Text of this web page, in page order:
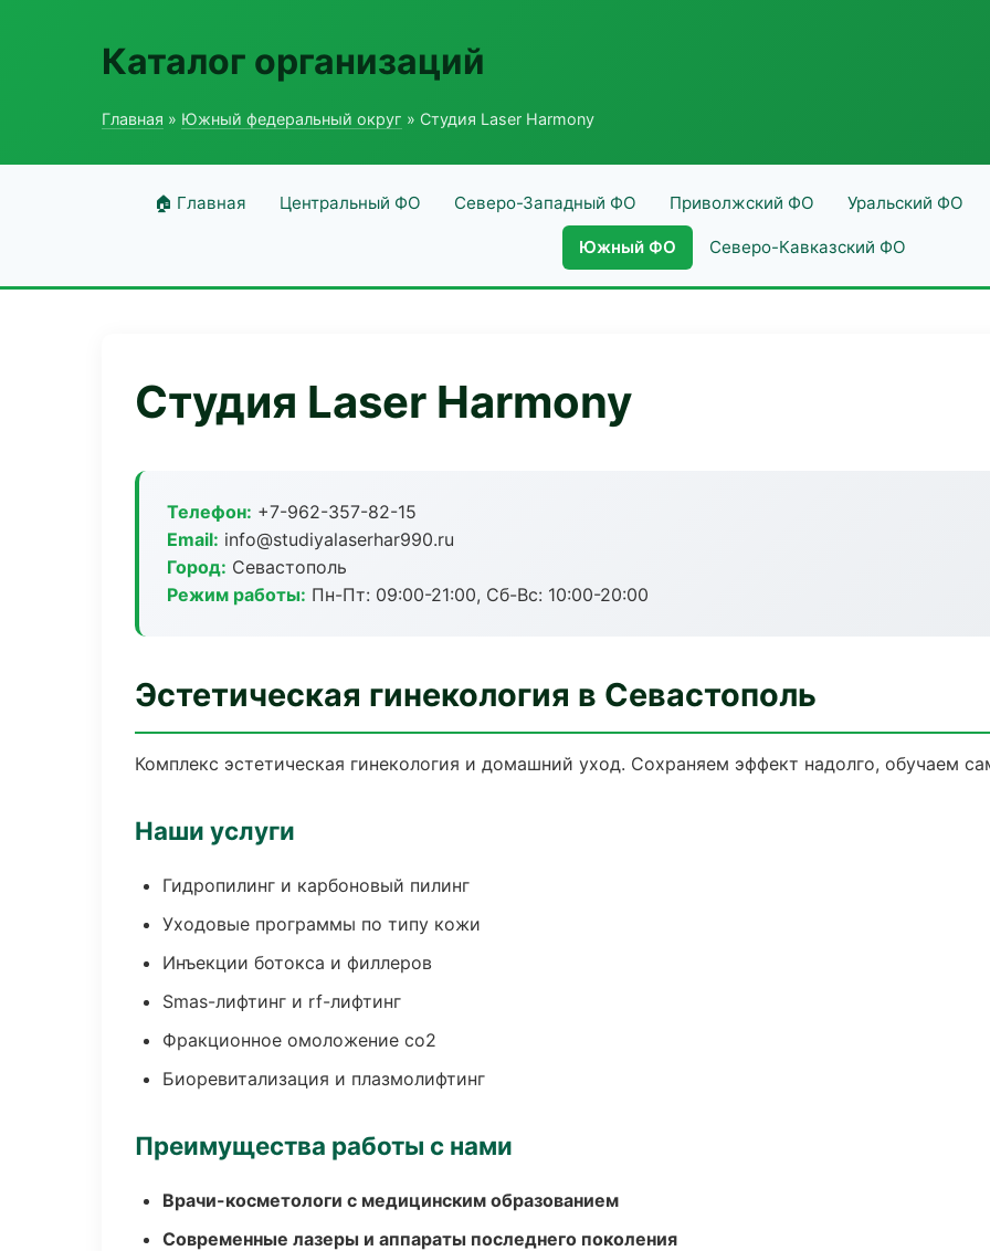
Каталог организаций
Главная » Южный федеральный округ » Студия Laser Harmony
🏠 Главная Центральный ФО Северо-Западный ФО Приволжский ФО Уральский ФО
Южный ФО Северо-Кавказский ФО
Студия Laser Harmony
Телефон: +7-962-357-82-15
Email: info@studiyalaserhar990.ru
Город: Севастополь
Режим работы: Пн-Пт: 09:00-21:00, Сб-Вс: 10:00-20:00
Эстетическая гинекология в Севастополь
Комплекс эстетическая гинекология и домашний уход. Сохраняем эффект надолго, обучаем
Наши услуги
Гидропилинг и карбоновый пилинг
Уходовые программы по типу кожи
Инъекции ботокса и филлеров
Smas-лифтинг и rf-лифтинг
Фракционное омоложение co2
Биоревитализация и плазмолифтинг
Преимущества работы с нами
Врачи-косметологи с медицинским образованием
Современные лазеры и аппараты последнего поколения